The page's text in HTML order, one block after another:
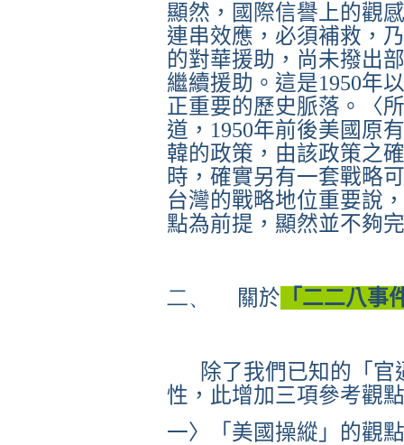
顯然，國際信譽上的觀
連串效應，必須補救，
的對華援助，尚未撥出
繼續援助。這是1950年
正重要的歷史脈落。〈
道， 1950年前後美國原
韓的政策，由該政策之
時，確實另有一套戰略
台灣的戰略地位重要說
點為前提，顯然並不夠
二、 關於 「二二八事
除了我們已知的「
性，此增加三項參考觀
一〉「 美國操縱」的觀點